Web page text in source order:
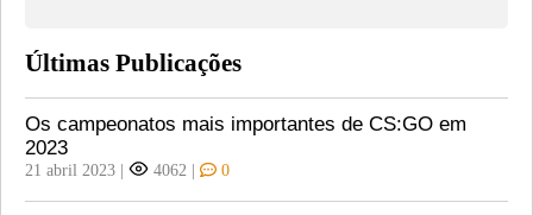
Últimas Publicações
Os campeonatos mais importantes de CS:GO em
2023
21 abril 2023 | 4062 | 0